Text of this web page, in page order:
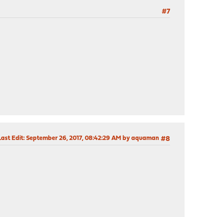
#7
#8
Edit: September 26, 2017, 08:42:29 AM by aquaman